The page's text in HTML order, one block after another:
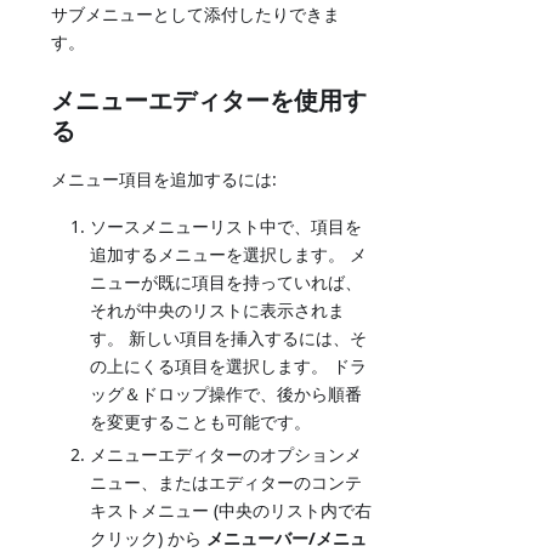
サブメニューとして添付したりできま
す。
メニューエディターを使用す
る
メニュー項目を追加するには:
ソースメニューリスト中で、項目を
追加するメニューを選択します。 メ
ニューが既に項目を持っていれば、
それが中央のリストに表示されま
す。 新しい項目を挿入するには、そ
の上にくる項目を選択します。 ドラ
ッグ＆ドロップ操作で、後から順番
を変更することも可能です。
メニューエディターのオプションメ
ニュー、またはエディターのコンテ
キストメニュー (中央のリスト内で右
クリック) から メニューバー/メニュ